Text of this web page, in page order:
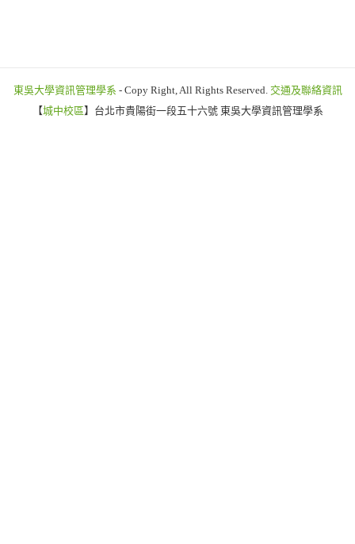
東吳大學資訊管理學系 - Copy Right, All Rights Reserved. 交通及聯絡資訊
【城中校區】台北市貴陽街一段五十六號 東吳大學資訊管理學系